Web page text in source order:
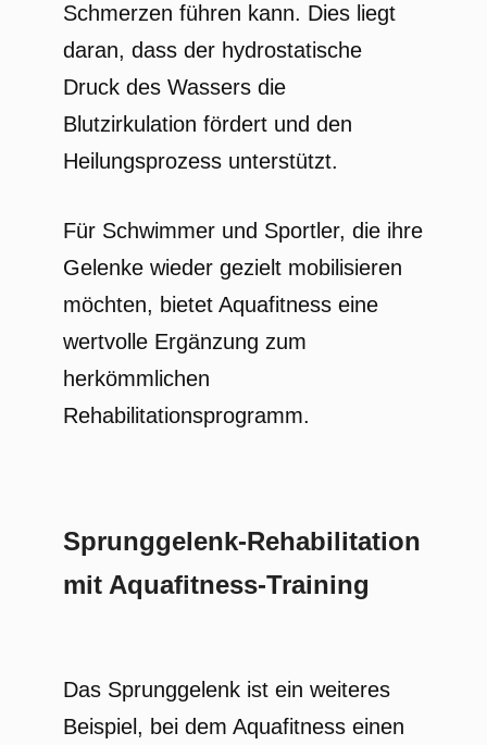
Schmerzen führen kann. Dies liegt
daran, dass der hydrostatische
Druck des Wassers die
Blutzirkulation fördert und den
Heilungsprozess unterstützt.
Für Schwimmer und Sportler, die ihre
Gelenke wieder gezielt mobilisieren
möchten, bietet Aquafitness eine
wertvolle Ergänzung zum
herkömmlichen
Rehabilitationsprogramm.
Sprunggelenk-Rehabilitation
mit Aquafitness-Training
Das Sprunggelenk ist ein weiteres
Beispiel, bei dem Aquafitness einen